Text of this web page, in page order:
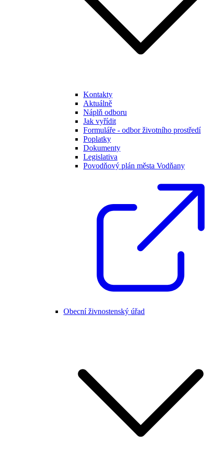
Kontakty
Aktuálně
Náplň odboru
Jak vyřídit
Formuláře - odbor životního prostředí
Poplatky
Dokumenty
Legislativa
Povodňový plán města Vodňany
Obecní živnostenský úřad